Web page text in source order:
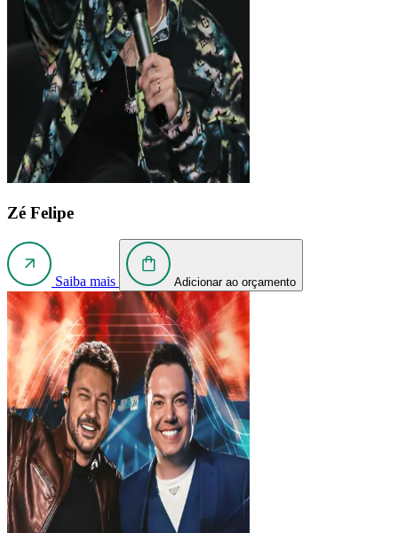
Zé Felipe
Saiba mais Adicionar ao orçamento